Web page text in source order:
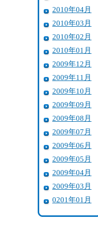
2010年04月
2010年03月
2010年02月
2010年01月
2009年12月
2009年11月
2009年10月
2009年09月
2009年08月
2009年07月
2009年06月
2009年05月
2009年04月
2009年03月
0201年01月